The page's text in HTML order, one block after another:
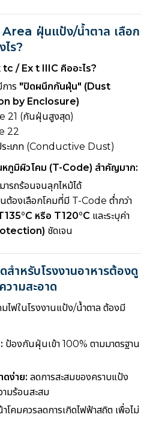
ฝุ่นแป้ง/น้ำตาล เลือก
ไร?
/ Ex t IIIC คืออะไร?
าร "ปิดผนึกกันฝุ่น" (Dust
by Enclosure)
21 (กันฝุ่นสูงสุด)
22
ะเภท (Conductive Dust)
ภูมิผิวโคม (T-Code) สำคัญมาก:
ารถร้อนจนลุกไหม้ได้
องเลือกโคมที่มี T-Code ต่ำกว่า
หรือ T120°C และระบุค่า
ชัดเจน
สำหรับโรงงานอาหารต้องดู
วามสะอาด
ไฟในโรงงานแป้ง/น้ำตาล ต้องมี
ป้องกันฝุ่นเข้า 100% ตามมาตรฐาน
ดง่าย: ลดการสะสมของคราบแป้ง
มร้อนสะสม
โคมควรลดการเกิดไฟฟ้าสถิต เพื่อไม่